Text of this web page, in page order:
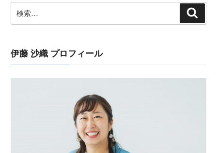
ン
索:
索
伊藤 沙織 プロフィール